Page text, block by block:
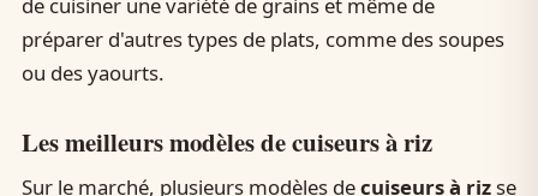
préparer d'autres types de plats, comme des soupes
ou des yaourts.
Les meilleurs modèles de cuiseurs à riz
Sur le marché, plusieurs modèles decuiseurs à rizse